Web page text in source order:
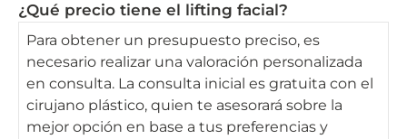
¿Qué precio tiene el lifting facial?
Para obtener un presupuesto preciso, es
necesario realizar una valoración personalizada
en consulta. La consulta inicial es gratuita con el
cirujano plástico, quien te asesorará sobre la
mejor opción en base a tus preferencias y